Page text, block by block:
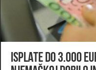
ISPLATE DO 3.000